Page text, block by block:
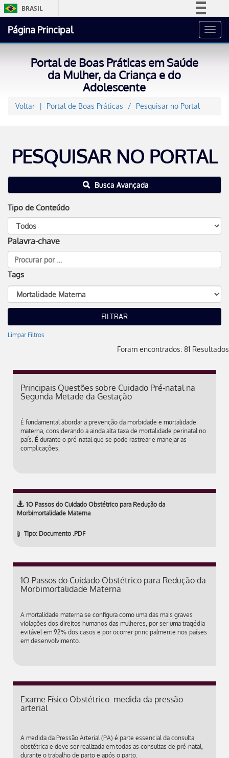
BRASIL
Acesso à informação
Canais
Página Principal
Portal de Boas Práticas em Saúde
da Mulher, da Criança e do
Adolescente
Voltar Portal de Boas Práticas Pesquisar no Portal
PESQUISAR NO PORTAL
Busca Avançada
Tipo de Conteúdo
Palavra-chave
Tags
Limpar Filtros
Foram encontrados: 81 Resultados
Principais Questões sobre Cuidado Pré-natal na
Segunda Metade da Gestação
É fundamental abordar a prevenção da morbidade e mortalidade
materna, considerando a ainda alta taxa de mortalidade perinatal no
país. É durante o pré-natal que se pode rastrear e manejar as
complicações.
1O Passos do Cuidado Obstétrico para Redução da
Morbimortalidade Materna
Tipo: Documento .PDF
1O Passos do Cuidado Obstétrico para Redução da
Morbimortalidade Materna
A mortalidade materna se configura como uma das mais graves
violações dos direitos humanos das mulheres, por ser uma tragédia
evitável em 92% dos casos e por ocorrer principalmente nos países
em desenvolvimento.
Exame Físico Obstétrico: medida da pressão
arterial
A medida da Pressão Arterial (PA) é parte essencial da consulta
obstétrica e deve ser realizada em todas as consultas de pré-natal,
durante o trabalho de parto e após o parto.